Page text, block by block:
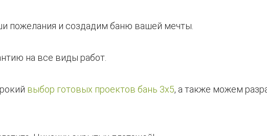
пожелания и создадим баню вашей мечты.
на все виды работ.
выбор готовых проектов бань 3х5, а также можем